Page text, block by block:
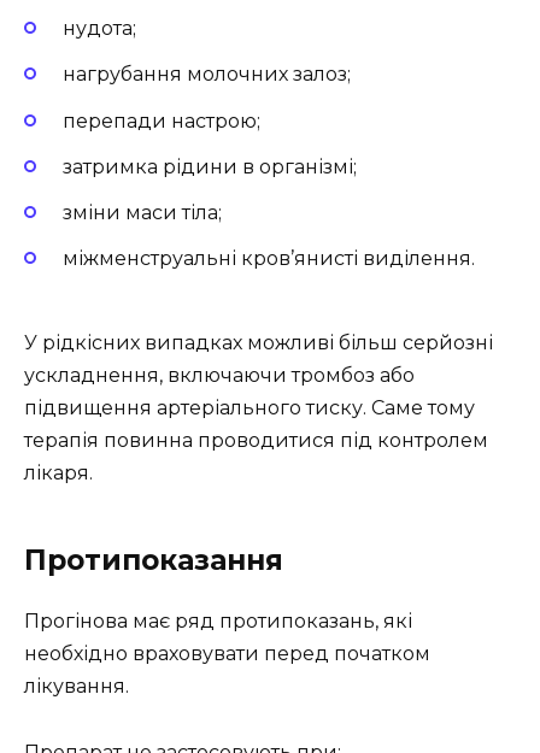
нудота;
нагрубання молочних залоз;
перепади настрою;
затримка рідини в організмі;
зміни маси тіла;
міжменструальні кров’янисті виділення.
У рідкісних випадках можливі більш серйозні
ускладнення, включаючи тромбоз або
підвищення артеріального тиску. Саме тому
терапія повинна проводитися під контролем
лікаря.
Протипоказання
Прогінова має ряд протипоказань, які
необхідно враховувати перед початком
лікування.